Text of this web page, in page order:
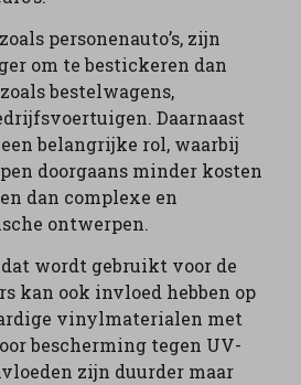
personenauto’s, zijn
om te bestickeren dan
bestelwagens,
Daarnaast
belangrijke rol, waarbij
doorgaans minder kosten
dan complexe en
ontwerpen.
wordt gebruikt voor de
kan ook invloed hebben op
vinylmaterialen met
bescherming tegen UV-
zijn duurder maar